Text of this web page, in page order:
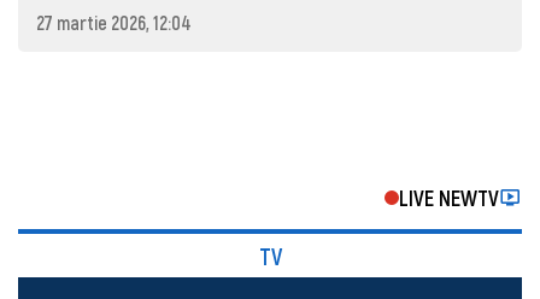
27 martie 2026, 12:04
LIVE NEWTV
TV